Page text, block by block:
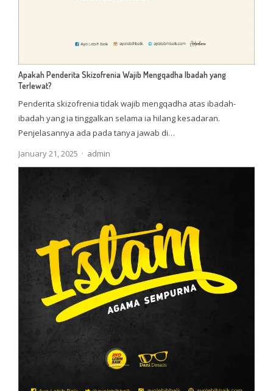
Apakah Penderita Skizofrenia Wajib Mengqadha Ibadah yang
Terlewat?
Penderita skizofrenia tidak wajib mengqadha atas ibadah-
ibadah yang ia tinggalkan selama ia hilang kesadaran.
Penjelasannya ada pada tanya jawab di…
January 21, 2025
Author
admin